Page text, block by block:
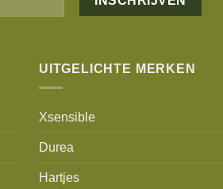
UITGELICHTE MERKEN
Xsensible
Durea
Hartjes